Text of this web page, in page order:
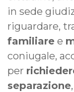
in sede
riguardare,
familiare e
coniugale,
per
separazione